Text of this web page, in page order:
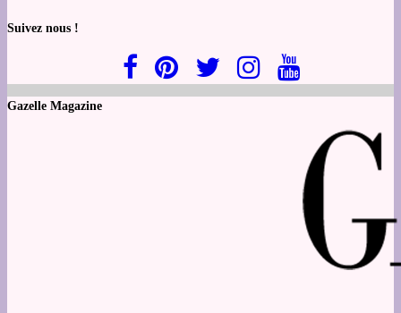
Suivez nous !
Gazelle Magazine